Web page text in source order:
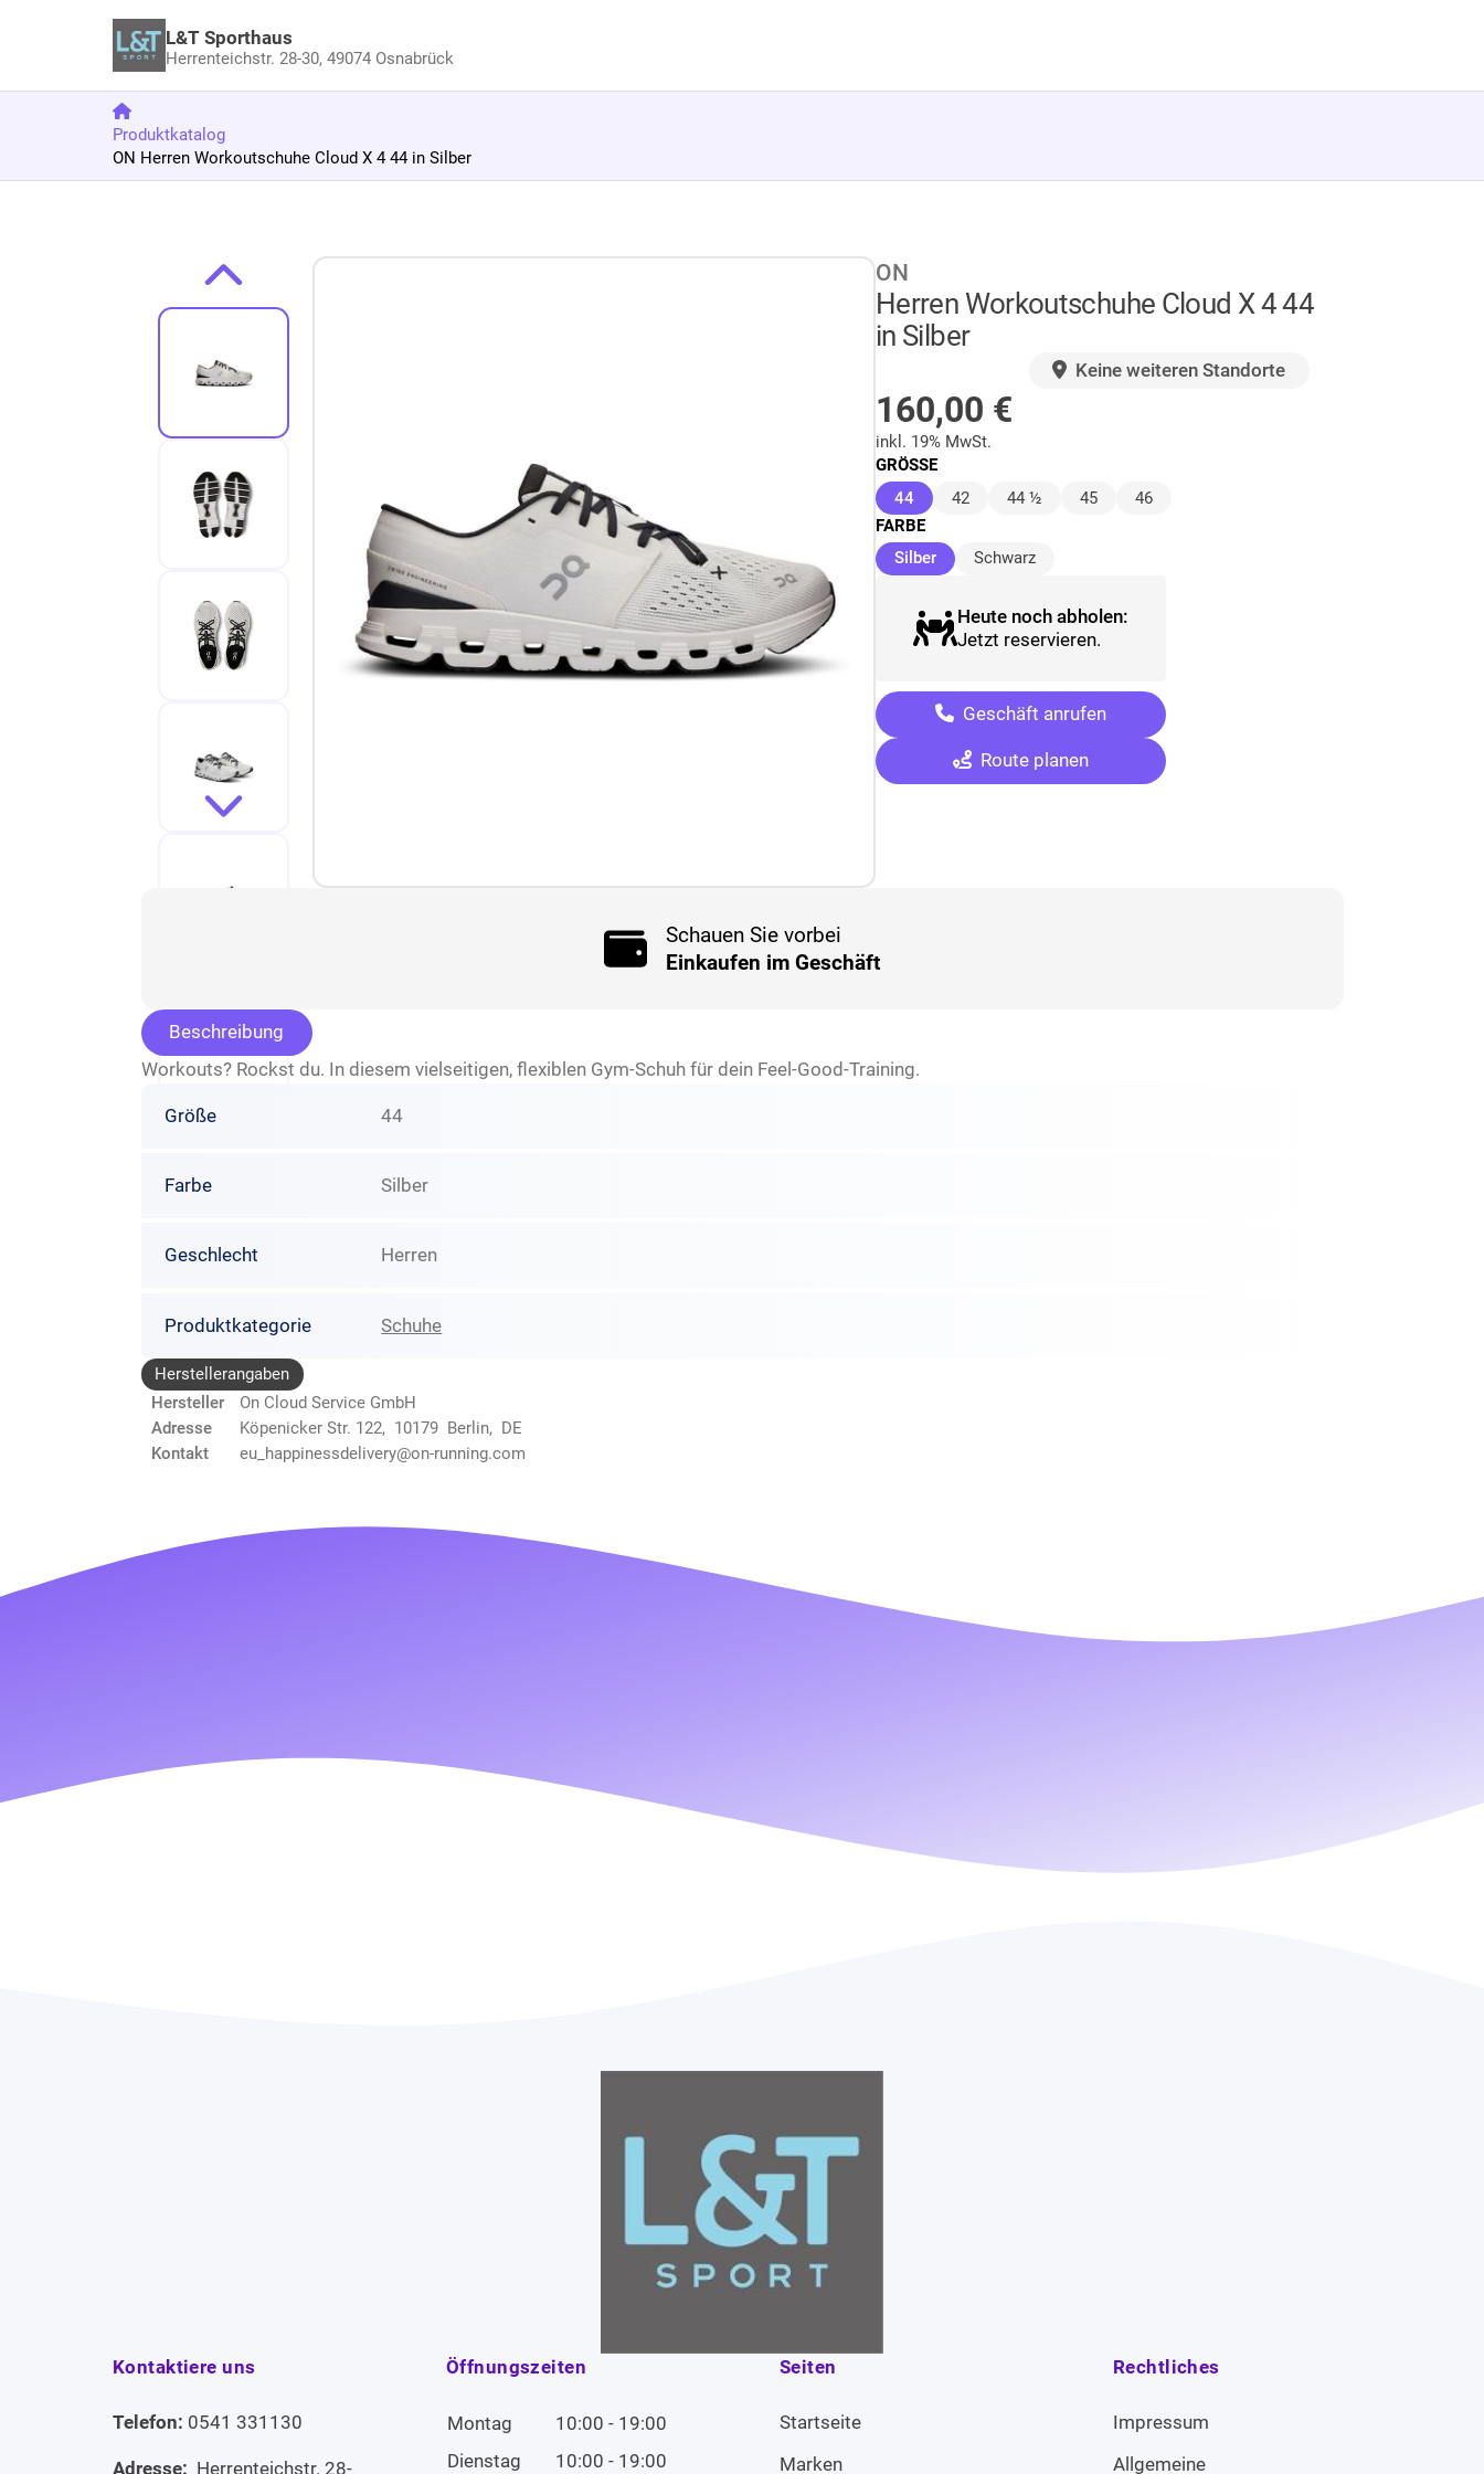
L&T Sporthaus
Herrenteichstr. 28-30,49074 Osnabrück
Produktkatalog
ON Herren Workoutschuhe Cloud X 4 44 in Silber
Zur Produktbeschreibung springen ON
Herren Workoutschuhe Cloud X 4 44
in Silber
Keine weiteren Standorte
160,00 €
inkl. 19% MwSt.
GRÖSSE
44 (ausgewählt)
42 44 ½ 45
46
FARBE
Silber(ausgewählt)
Schwarz
Heute noch abholen:
Jetzt reservieren.
Geschäft anrufen
Route planen
Schauen Sie vorbei
Einkaufen im Geschäft
Beschreibung
Workouts? Rockst du. In diesem vielseitigen, flexiblen Gym-Schuh für dein Feel-Good-Training.
Größe 44
Farbe Silber
Geschlecht Herren
Produktkategorie Schuhe
Herstellerangaben
Hersteller
On Cloud Service GmbH
Adresse
Köpenicker Str. 122, 10179 Berlin, DE
Kontakt
eu_happinessdelivery@on-running.com
Kontaktiere uns
Telefon: 0541 331130
Adresse: Herrenteichstr. 28-
Öffnungszeiten
Montag
10:00 - 19:00
Dienstag
10:00 - 19:00
Seiten
Startseite
Marken
Rechtliches
Impressum
Allgemeine